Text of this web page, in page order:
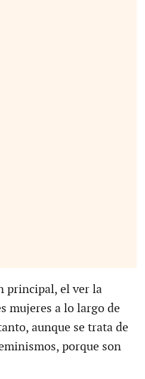
principal, el ver la
mujeres a lo largo de
aunque se trata de
porque son